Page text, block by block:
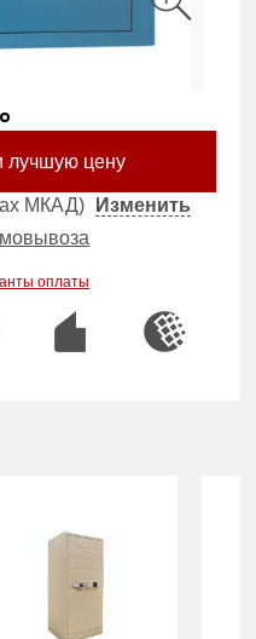
лучшую цену
МКАД)
Изменить
оплаты